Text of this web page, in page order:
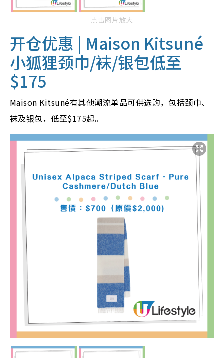
点击图片放大
开仓优惠 | Maison Kitsuné
小狐狸颈巾/袜/银包低至
$175
Maison Kitsuné有其他潮流单品可供选购，包括颈巾、
袜及银包，低至$175起。